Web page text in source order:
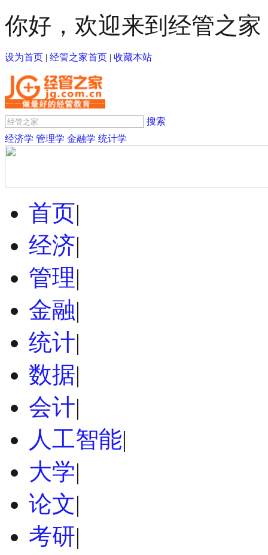
你好，欢迎来到经管之家
设为首页 | 经管之家首页 | 收藏本站
搜索
经济学 管理学 金融学 统计学
首页|
经济|
管理|
金融|
统计|
数据|
会计|
人工智能|
大学|
论文|
考研|